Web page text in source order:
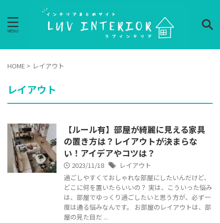
HOME > レイアウト
レイアウト
【ルール有】部屋が綺麗に見える家具
の置き方は？レイアウトが決まらな
い！アイデアやコツは？
2023/11/18
レイアウト
過ごしやすくておしゃれな部屋にしたいんだけど、
どこに何を置いたらいいの？ 実は、こういった悩み
は、部屋でゆっくり過ごしたいと思う方が、必ず一
度は通る悩みなんです。 お部屋のレイアウトは、部
屋の見た目だ ...